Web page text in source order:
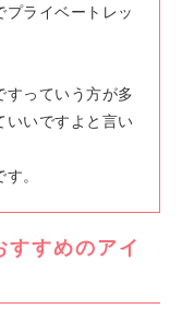
プライベートレッ
すっていう方が多
いいですよと言い
。
すすめのアイ